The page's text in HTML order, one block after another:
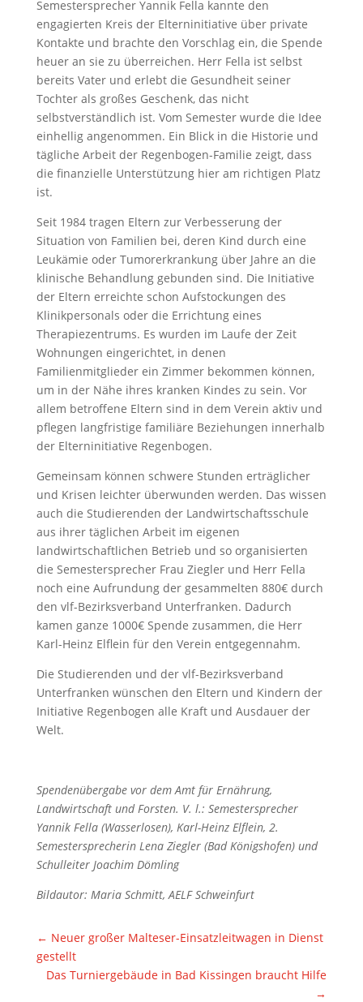
Semestersprecher Yannik Fella kannte den
engagierten Kreis der Elterninitiative über private
Kontakte und brachte den Vorschlag ein, die Spende
heuer an sie zu überreichen. Herr Fella ist selbst
bereits Vater und erlebt die Gesundheit seiner
Tochter als großes Geschenk, das nicht
selbstverständlich ist. Vom Semester wurde die Idee
einhellig angenommen. Ein Blick in die Historie und
tägliche Arbeit der Regenbogen-Familie zeigt, dass
die finanzielle Unterstützung hier am richtigen Platz
ist.
Seit 1984 tragen Eltern zur Verbesserung der
Situation von Familien bei, deren Kind durch eine
Leukämie oder Tumorerkrankung über Jahre an die
klinische Behandlung gebunden sind. Die Initiative
der Eltern erreichte schon Aufstockungen des
Klinikpersonals oder die Errichtung eines
Therapiezentrums. Es wurden im Laufe der Zeit
Wohnungen eingerichtet, in denen
Familienmitglieder ein Zimmer bekommen können,
um in der Nähe ihres kranken Kindes zu sein. Vor
allem betroffene Eltern sind in dem Verein aktiv und
pflegen langfristige familiäre Beziehungen innerhalb
der Elterninitiative Regenbogen.
Gemeinsam können schwere Stunden erträglicher
und Krisen leichter überwunden werden. Das wissen
auch die Studierenden der Landwirtschaftsschule
aus ihrer täglichen Arbeit im eigenen
landwirtschaftlichen Betrieb und so organisierten
die Semestersprecher Frau Ziegler und Herr Fella
noch eine Aufrundung der gesammelten 880€ durch
den vlf-Bezirksverband Unterfranken. Dadurch
kamen ganze 1000€ Spende zusammen, die Herr
Karl-Heinz Elflein für den Verein entgegennahm.
Die Studierenden und der vlf-Bezirksverband
Unterfranken wünschen den Eltern und Kindern der
Initiative Regenbogen alle Kraft und Ausdauer der
Welt.
Spendenübergabe vor dem Amt für Ernährung,
Landwirtschaft und Forsten. V. l.: Semestersprecher
Yannik Fella (Wasserlosen), Karl-Heinz Elflein, 2.
Semestersprecherin Lena Ziegler (Bad Königshofen) und
Schulleiter Joachim Dömling
Bildautor: Maria Schmitt, AELF Schweinfurt
← Neuer großer Malteser-Einsatzleitwagen in Dienst
gestellt
Das Turniergebäude in Bad Kissingen braucht Hilfe
→